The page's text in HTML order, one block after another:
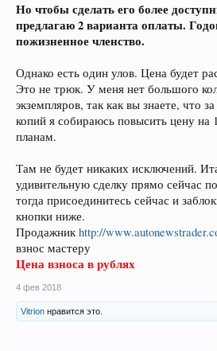
Но чтобы сделать его более
предлагаю 2 варианта оплаты.
пожизненное членство.
Однако есть один улов. Цена будет
Это не трюк. У меня нет большого
экземпляров, так как вы знаете, что
копий я собираюсь повысить цену на
планам.
Там не будет никаких исключений.
удивительную сделку прямо сейчас
тогда присоединитесь сейчас и
кнопки ниже.
Продажникhttp://
взнос мастеру
Цена взноса в рублях
4 фев 2018
Vitrion нравится это.